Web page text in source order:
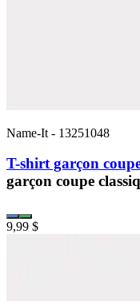
Name-It - 13251048
T-shirt garçon
garçon coupe
9,99 $